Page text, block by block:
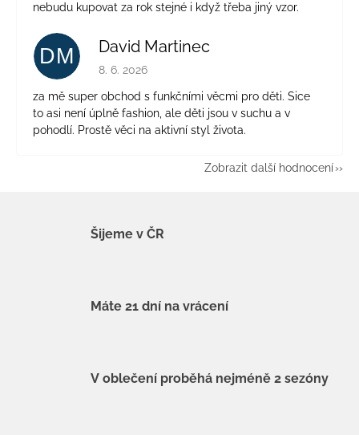
nebudu kupovat za rok stejné i když třeba jiný vzor.
DM David Martinec
Hodnocení obchodu je 5 z 5 hvězdiček.
8. 6. 2026
za mě super obchod s funkčními věcmi pro děti. Sice
to asi není úplně fashion, ale děti jsou v suchu a v
pohodlí. Prostě věci na aktivní styl života.
Zobrazit další hodnocení
Šijeme v ČR
Máte 21 dní na vrácení
V oblečení proběhá nejméně 2 sezóny